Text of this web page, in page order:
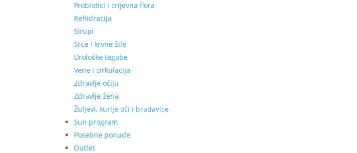
Probiotici i crijevna flora
Rehidracija
Sirupi
Srce i krvne žile
Urološke tegobe
Vene i cirkulacija
Zdravlje očiju
Zdravlje žena
Žuljevi, kurije oči i bradavice
Sun program
Posebne ponude
Outlet